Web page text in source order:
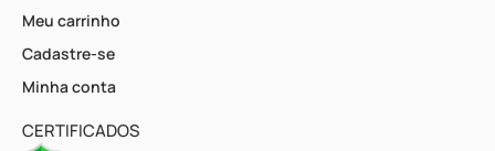
Meu carrinho
Cadastre-se
Minha conta
CERTIFICADOS